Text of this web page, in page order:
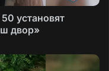
установят
двор»